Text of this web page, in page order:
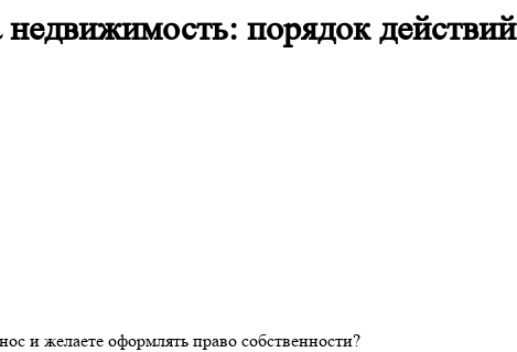
недвижимость: порядок действий
и желаете оформлять право собственности?